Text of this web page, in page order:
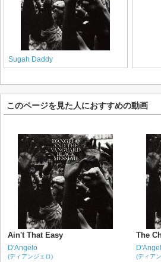
Sugah Daddy
このページを見た人におすすめの動画
Ain't That Easy
D'Angelo
(ディアンジェロ)
The
(ディア